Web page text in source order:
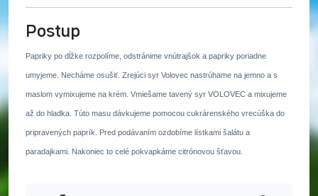
Postup
Papriky po dĺžke rozpolíme, odstránime vnútrajšok a papriky poriadne
umyjeme. Necháme osušiť. Zrejúci syr Volovec nastrúhame na jemno a s
maslom vymixujeme na krém. Vmiešame tavený syr VOLOVEC a mixujeme
až do hladka. Túto masu dávkujeme pomocou cukrárenského vrecúška do
pripravených paprík. Pred podávaním ozdobíme lístkami šalátu a
paradajkami. Nakoniec to celé pokvapkáme citrónovou šťavou.